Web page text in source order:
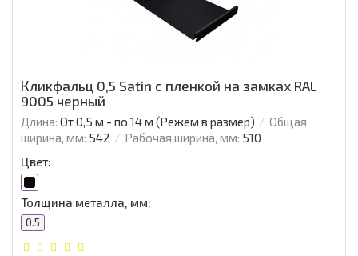
Кликфальц 0,5 Satin с пленкой на замках RAL
9005 черный
Длина: От 0,5 м - по 14 м (Режем в размер)
Общая
ширина, мм: 542 Рабочая ширина, мм: 510
Цвет:
Толщина металла, мм:
0.5